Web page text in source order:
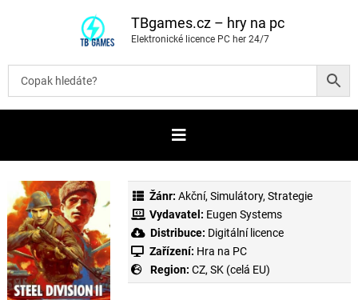
t
b
TBgames.cz – hry na pc
Elektronické licence PC her 24/7
Žánr: Akční, Simulátory, Strategie
Vydavatel: Eugen Systems
Distribuce: Digitální licence
Zařízení: Hra na PC
Region: CZ, SK (celá EU)